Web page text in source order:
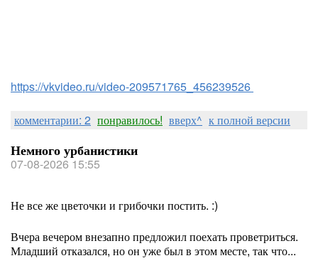
https://vkvideo.ru/video-209571765_456239526
комментарии: 2 понравилось! вверх^ к полной версии
Немного урбанистики
07-08-2026 15:55
Не все же цветочки и грибочки постить. :)
Вчера вечером внезапно предложил поехать проветриться.
Младший отказался, но он уже был в этом месте, так что...